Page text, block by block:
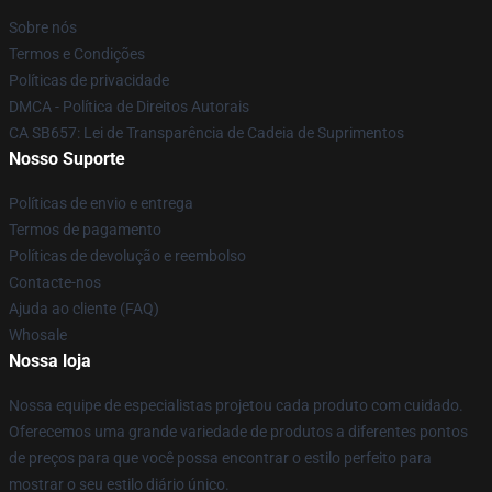
Sobre nós
Termos e Condições
Políticas de privacidade
DMCA - Política de Direitos Autorais
CA SB657: Lei de Transparência de Cadeia de Suprimentos
Nosso Suporte
Políticas de envio e entrega
Termos de pagamento
Políticas de devolução e reembolso
Contacte-nos
Ajuda ao cliente (FAQ)
Whosale
Nossa loja
Nossa equipe de especialistas projetou cada produto com cuidado.
Oferecemos uma grande variedade de produtos a diferentes pontos
de preços para que você possa encontrar o estilo perfeito para
mostrar o seu estilo diário único.